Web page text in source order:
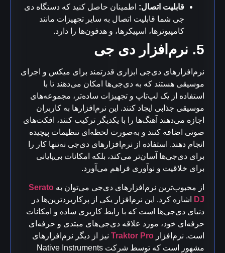
قابلیت اتصال: اطمینان حاصل کنید که دستگاه دی
جی شما قابلیت اتصال به سایر تجهیزات مانند
کامپیوترها، اسپیکرها، و هدفون‌ها را دارد.
5. نرم‌افزار دی جی
نرم‌افزارهای دی‌جی ابزاری قدرتمند برای میکس و اجرای
موسیقی هستند که به دی‌جی‌ها امکان می‌دهند تا با
استفاده از یک لپ‌تاپ و تجهیزات ساده‌تر، مجموعه‌های
موسیقی جذابی ایجاد کنند. این نرم‌افزارها به کاربران
اجازه می‌دهند آهنگ‌ها را با یکدیگر ترکیب کنند، افکت‌های
صوتی اضافه کنند و به‌صورت لحظه‌ای تنظیمات پیچیده
انجام دهند. استفاده از نرم‌افزارهای دی‌جی نه‌تنها کار را
برای دی‌جی‌ها آسان‌تر می‌کند، بلکه امکانات بی‌پایانی
برای خلاقیت و نوآوری فراهم می‌آورد.
از محبوب‌ترین نرم‌افزارهای دی‌جی می‌توان به Serato
DJ
اشاره کرد. این نرم‌افزار یکی از پرکاربردترین‌ها در
دنیای دی‌جی‌ها است که با رابط کاربری ساده و امکانات
حرفه‌ای خود، مورد علاقه دی‌جی‌های مبتدی و حرفه‌ای
است. نرم‌افزار Traktor Pro نیز از دیگر نرم‌افزارهای
مشهور است که توسط شرکت Native Instruments